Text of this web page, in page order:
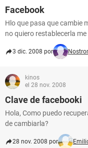
Facebook
Hlo que pasa que cambie
no quiero restablecerla
3 dic. 2008 por
kinos
el 28 nov. 2008
Clave de facebooki
Hola, Como puedo
de cambiarla?
28 nov. 2008 por